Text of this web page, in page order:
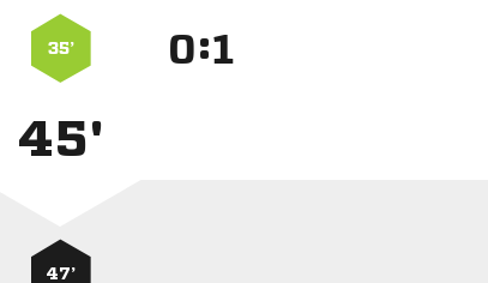
35’ :
45'
47’